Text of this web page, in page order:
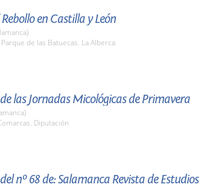
en Castilla y León
Parque de las Batuecas. La Alberca
las Jornadas Micológicas de Primavera
Diputación
nº 68 de: Salamanca Revista de Estudios